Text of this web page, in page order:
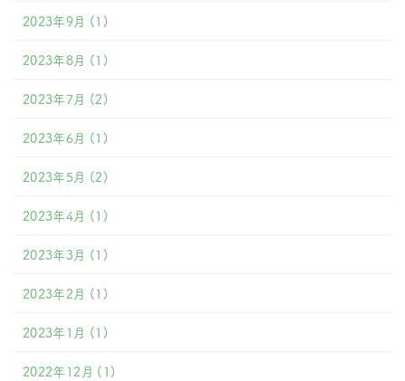
2023年9月 (1)
2023年8月 (1)
2023年7月 (2)
2023年6月 (1)
2023年5月 (2)
2023年4月 (1)
2023年3月 (1)
2023年2月 (1)
2023年1月 (1)
2022年12月 (1)